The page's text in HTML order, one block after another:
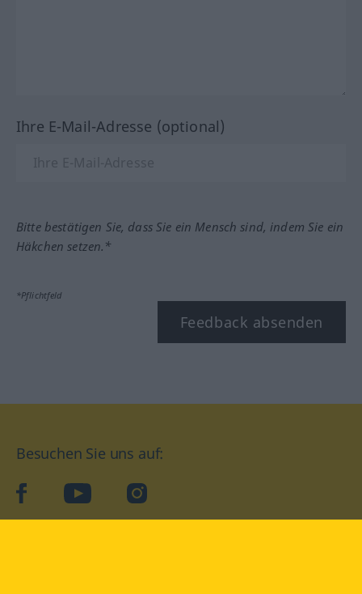
Ihre E-Mail-Adresse (optional)
Bitte bestätigen Sie, dass Sie ein Mensch sind, indem Sie ein
Häkchen setzen.*
*Pflichtfeld
Feedback absenden
Besuchen Sie uns auf:
facebookYouTube Instagram